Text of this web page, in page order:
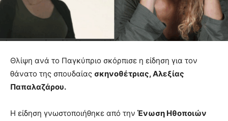
Θλίψη ανά το Παγκύπριο σκόρπισε η είδηση για τον
θάνατο της σπουδαίας σκηνοθέτριας, Αλεξίας
Παπαλαζάρου.
Η είδηση γνωστοποιήθηκε από την Ένωση Ηθοποιών